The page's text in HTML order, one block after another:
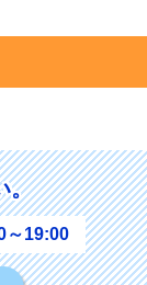
。
～19:00